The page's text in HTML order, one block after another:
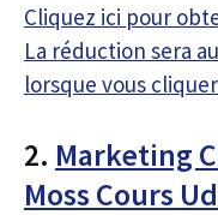
Cliquez ici pour
La réduction sera
lorsque vous
2. Marketing
Moss Cours